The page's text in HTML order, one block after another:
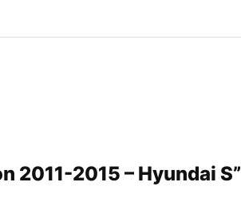
2011-2015 – Hyundai S”